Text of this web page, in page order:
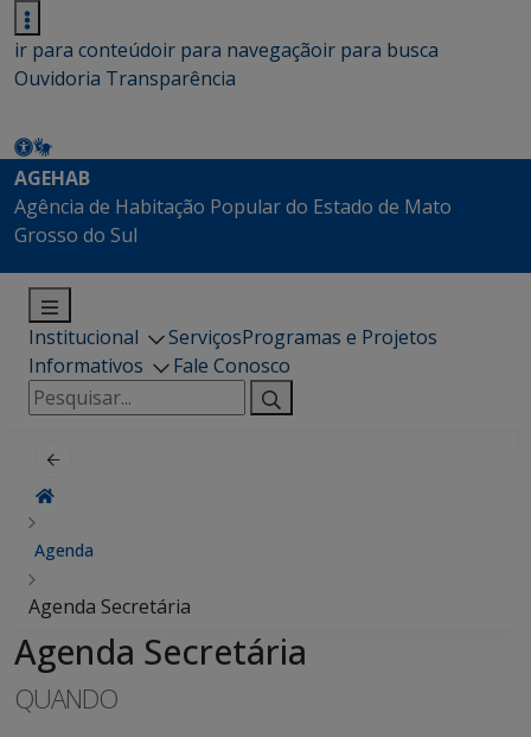
ir para conteúdoir para navegaçãoir para busca
Ouvidoria Transparência
AGEHAB
Agência de Habitação Popular do Estado de Mato
Grosso do Sul
Institucional ServiçosProgramas e Projetos
Informativos
Fale Conosco
Pesquisar
por:
Agenda
Agenda Secretária
Agenda Secretária
QUANDO